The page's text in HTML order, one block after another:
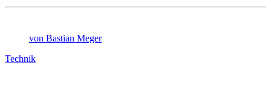
von Bastian Meger
Technik